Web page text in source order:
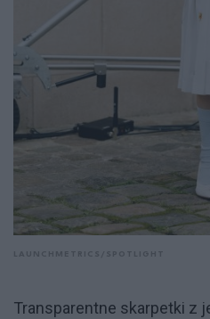
Transparentne skarpetki z